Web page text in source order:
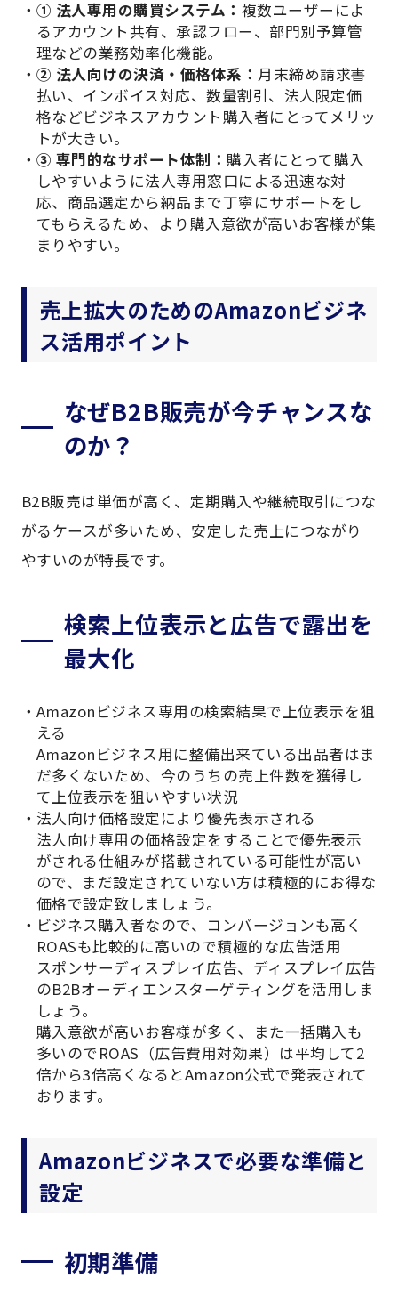
① 法人専用の購買システム： 複数ユーザーによ
るアカウント共有、承認フロー、部門別予算管
理などの業務効率化機能。
② 法人向けの決済・価格体系： 月末締め請求書
払い、インボイス対応、数量割引、法人限定価
格などビジネスアカウント購入者にとってメリッ
トが大きい。
③ 専門的なサポート体制： 購入者にとって購入
しやすいように法人専用窓口による迅速な対
応、商品選定から納品まで丁寧にサポートをし
てもらえるため、より購入意欲が高いお客様が集
まりやすい。
売上拡大のためのAmazonビジネ
ス活用ポイント
なぜB2B販売が今チャンスな
のか？
B2B販売は単価が高く、定期購入や継続取引につな
がるケースが多いため、安定した売上につながり
やすいのが特長です。
検索上位表示と広告で露出を
最大化
Amazonビジネス専用の検索結果で上位表示を狙
える
Amazonビジネス用に整備出来ている出品者はま
だ多くないため、今のうちの売上件数を獲得し
て上位表示を狙いやすい状況
法人向け価格設定により優先表示される
法人向け専用の価格設定をすることで優先表示
がされる仕組みが搭載されている可能性が高い
ので、まだ設定されていない方は積極的にお得な
価格で設定致しましょう。
ビジネス購入者なので、コンバージョンも高く
ROASも比較的に高いので積極的な広告活用
スポンサーディスプレイ広告、ディスプレイ広告
のB2Bオーディエンスターゲティングを活用しま
しょう。
購入意欲が高いお客様が多く、また一括購入も
多いのでROAS（広告費用対効果）は平均して2
倍から3倍高くなるとAmazon公式で発表されて
おります。
Amazonビジネスで必要な準備と
設定
初期準備